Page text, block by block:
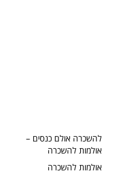
להשכרה אולם כנסים –
אולמות להשכרה
אולמות להשכרה